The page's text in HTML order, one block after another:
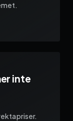
inte
priser.